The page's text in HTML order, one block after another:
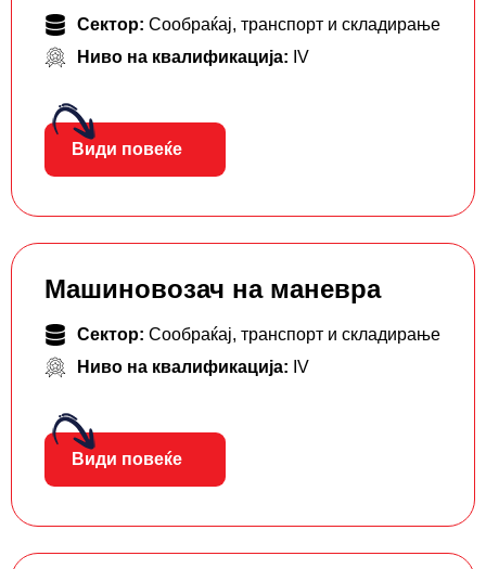
Сектор: Сообраќај, транспорт и складирање
Ниво на квалификација: IV
Види повеќе
Машиновозач на маневра
Сектор: Сообраќај, транспорт и складирање
Ниво на квалификација: IV
Види повеќе